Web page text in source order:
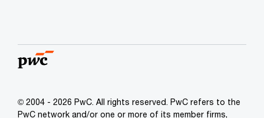
© 2004 - 2026 PwC. All rights reserved. PwC refers to the
PwC network and/or one or more of its member firms,